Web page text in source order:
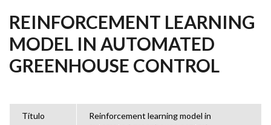
REINFORCEMENT LEARNING
MODEL IN AUTOMATED
GREENHOUSE CONTROL
Título
Reinforcement learning model in